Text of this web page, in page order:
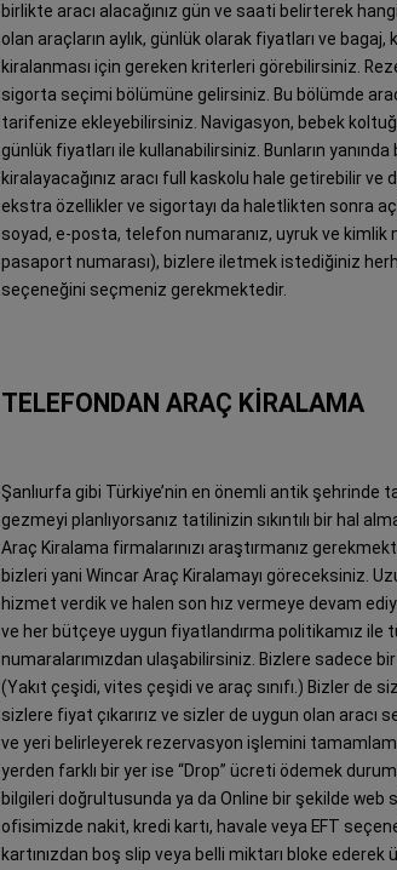
birlikte aracı alacağınız gün ve saati belirterek
olan araçların aylık, günlük olarak fiyatları ve
kiralanması için gereken kriterleri görebilirsiniz.
sigorta seçimi bölümüne gelirsiniz. Bu bölümde
tarifenize ekleyebilirsiniz. Navigasyon, bebek
günlük fiyatları ile kullanabilirsiniz. Bunların
kiralayacağınız aracı full kaskolu hale getirebilir
ekstra özellikler ve sigortayı da haletlikten sonra
soyad, e-posta, telefon numaranız, uyruk ve
pasaport numarası), bizlere iletmek istediğiniz
seçeneğini seçmeniz gerekmektedir.
TELEFONDAN ARAÇ KİRALAMA
Şanlıurfa gibi Türkiye’nin en önemli antik
gezmeyi planlıyorsanız tatilinizin sıkıntılı bir hal
Araç Kiralama firmalarınızı araştırmanız
bizleri yani Wincar Araç Kiralamayı göreceksiniz.
hizmet verdik ve halen son hız vermeye devam
ve her bütçeye uygun fiyatlandırma politikamız
numaralarımızdan ulaşabilirsiniz. Bizlere sadece
(Yakıt çeşidi, vites çeşidi ve araç sınıfı.) Bizler de
sizlere fiyat çıkarırız ve sizler de uygun olan
ve yeri belirleyerek rezervasyon işlemini
yerden farklı bir yer ise “Drop” ücreti ödemek
bilgileri doğrultusunda ya da Online bir şekilde
ofisimizde nakit, kredi kartı, havale veya EFT
kartınızdan boş slip veya belli miktarı bloke